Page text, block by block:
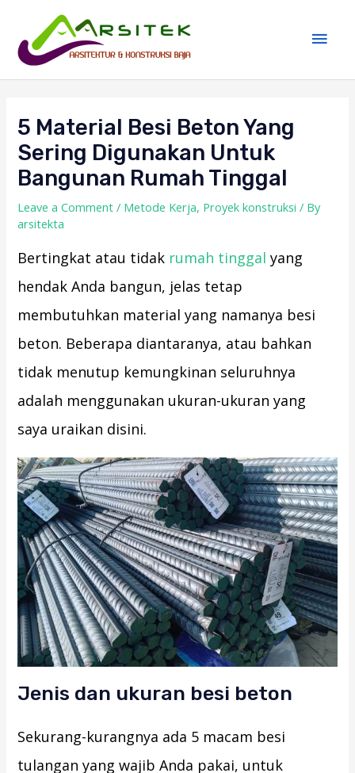
content
5 Material Besi Beton Yang
Sering Digunakan Untuk
Bangunan Rumah Tinggal
Leave a Comment / Metode Kerja, Proyek konstruksi / By
arsitekta
Bertingkat atau tidak rumah tinggal yang
hendak Anda bangun, jelas tetap
membutuhkan material yang namanya besi
beton. Beberapa diantaranya, atau bahkan
tidak menutup kemungkinan seluruhnya
adalah menggunakan ukuran-ukuran yang
saya uraikan disini.
Jenis dan ukuran besi beton
Sekurang-kurangnya ada 5 macam besi
tulangan yang wajib Anda pakai, untuk